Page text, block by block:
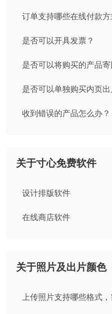
订单支持哪些在线付款方
是否可以开具发票？
是否可以将购买的产品寄
是否可以单独购买内页出
收到错误的产品怎么办？
关于寸心免费软件
设计排版软件
在线商店软件
关于照片及出片颜色
上传照片支持哪些格式